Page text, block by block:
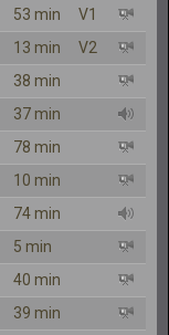
53 min
V1
13 min
V2
38 min
37 min
78 min
10 min
74 min
5 min
40 min
39 min